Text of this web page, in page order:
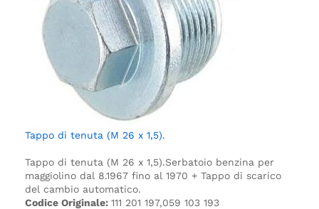
Tappo di tenuta (M 26 x 1,5).
Tappo di tenuta (M 26 x 1,5).Serbatoio benzina per
maggiolino dal 8.1967 fino al 1970 + Tappo di scarico
del cambio automatico.
Codice Originale: 111 201 197,059 103 193